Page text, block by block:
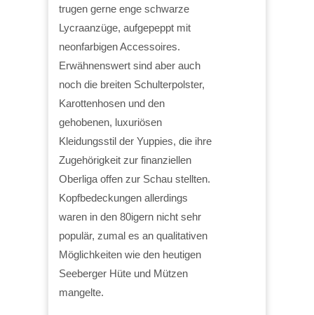
trugen gerne enge schwarze
Lycraanzüge, aufgepeppt mit
neonfarbigen Accessoires.
Erwähnenswert sind aber auch
noch die breiten Schulterpolster,
Karottenhosen und den
gehobenen, luxuriösen
Kleidungsstil der Yuppies, die ihre
Zugehörigkeit zur finanziellen
Oberliga offen zur Schau stellten.
Kopfbedeckungen allerdings
waren in den 80igern nicht sehr
populär, zumal es an qualitativen
Möglichkeiten wie den heutigen
Seeberger Hüte und Mützen
mangelte.